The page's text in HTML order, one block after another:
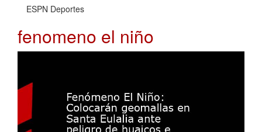
ESPN Deportes
fenomeno el niño